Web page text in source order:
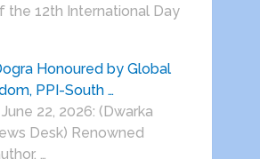
the 12th International Day
Honoured by Global
PPI-South …
22, 2026: (Dwarka
Desk) Renowned
…